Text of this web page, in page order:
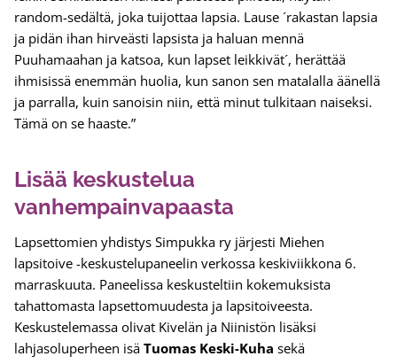
random-sedältä, joka tuijottaa lapsia. Lause ´rakastan lapsia
ja pidän ihan hirveästi lapsista ja haluan mennä
Puuhamaahan ja katsoa, kun lapset leikkivät´, herättää
ihmisissä enemmän huolia, kun sanon sen matalalla äänellä
ja parralla, kuin sanoisin niin, että minut tulkitaan naiseksi.
Tämä on se haaste.”
Lisää keskustelua
vanhempainvapaasta
Lapsettomien yhdistys Simpukka ry järjesti Miehen
lapsitoive -keskustelupaneelin verkossa keskiviikkona 6.
marraskuuta. Paneelissa keskusteltiin kokemuksista
tahattomasta lapsettomuudesta ja lapsitoiveesta.
Keskustelemassa olivat Kivelän ja Niinistön lisäksi
lahjasoluperheen isä Tuomas Keski-Kuha sekä